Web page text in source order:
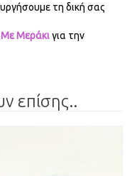
τη δική σας
Με Μεράκιγια την
επίσης..